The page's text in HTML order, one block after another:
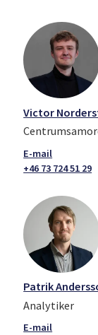
Victor
+46 73 724 51 29
Patrik
Analytiker